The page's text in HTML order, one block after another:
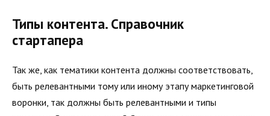
Типы контента. Справочник
стартапера
Так же, как тематики контента должны соответствовать,
быть релевантными тому или иному этапу маркетинговой
воронки, так должны быть релевантными и типы